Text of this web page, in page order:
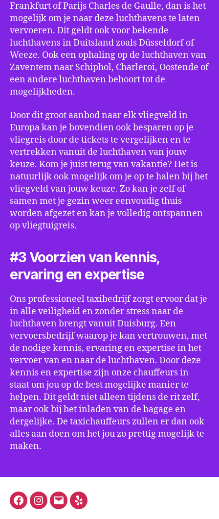
Frankfurt of Parijs Charles de Gaulle, dan is het
mogelijk om je naar deze luchthavens te laten
vervoeren. Dit geldt ook voor bekende
luchthavens in Duitsland zoals Düsseldorf of
Weeze. Ook een ophaling op de luchthaven van
Zaventem naar Schiphol, Charleroi, Oostende of
een andere luchthaven behoort tot de
mogelijkheden.
Door dit groot aanbod naar elk vliegveld in
Europa kan je bovendien ook besparen op je
vliegreis door de tickets te vergelijken en te
vertrekken vanuit de luchthaven van jouw
keuze. Kom je juist terug van vakantie? Het is
natuurlijk ook mogelijk om je op te halen bij het
vliegveld van jouw keuze. Zo kan je zelf of
samen met je gezin weer eenvoudig thuis
worden afgezet en kan je volledig ontspannen
op vliegtuigreis.
#3 Voorzien van kennis,
ervaring en expertise
Ons professioneel taxibedrijf zorgt ervoor dat je
in alle veiligheid en zonder stress naar de
luchthaven brengt vanuit Duisburg. Een
vervoersbedrijf waarop je kan vertrouwen, met
de nodige kennis, ervaring en expertise in het
vervoer van en naar de luchthaven. Door deze
kennis en expertise zijn onze chauffeurs in
staat om jou op de best mogelijke manier te
helpen. Dit geldt niet alleen tijdens de rit zelf,
maar ook bij het inladen van de bagage en
dergelijke. De taxichauffeurs zullen er dan ook
alles aan doen om het jou zo prettig mogelijk te
maken.
FacebookInstagram
E-
Yelp